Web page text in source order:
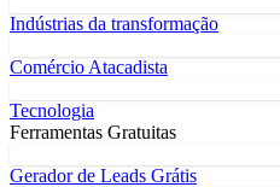
Indústrias da transformação
Comércio Atacadista
Tecnologia
Ferramentas Gratuitas
Gerador de Leads Grátis